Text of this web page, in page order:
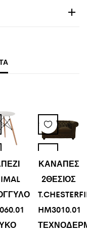
ΚΑΝΑΠΕΣ
2ΘΕΣΙΟΣ
HM3010.01